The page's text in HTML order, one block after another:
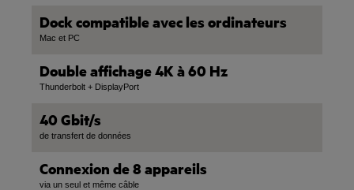
Dock compatible avec les ordinateurs
Mac et PC
Double affichage 4K à 60 Hz
Thunderbolt + DisplayPort
40 Gbit/s
de transfert de données
Connexion de 8 appareils
via un seul et même câble